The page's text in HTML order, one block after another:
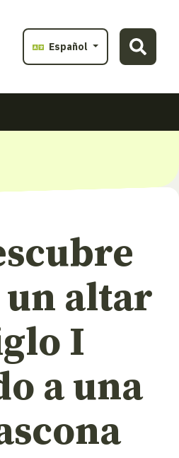
Español
altar
I
a una